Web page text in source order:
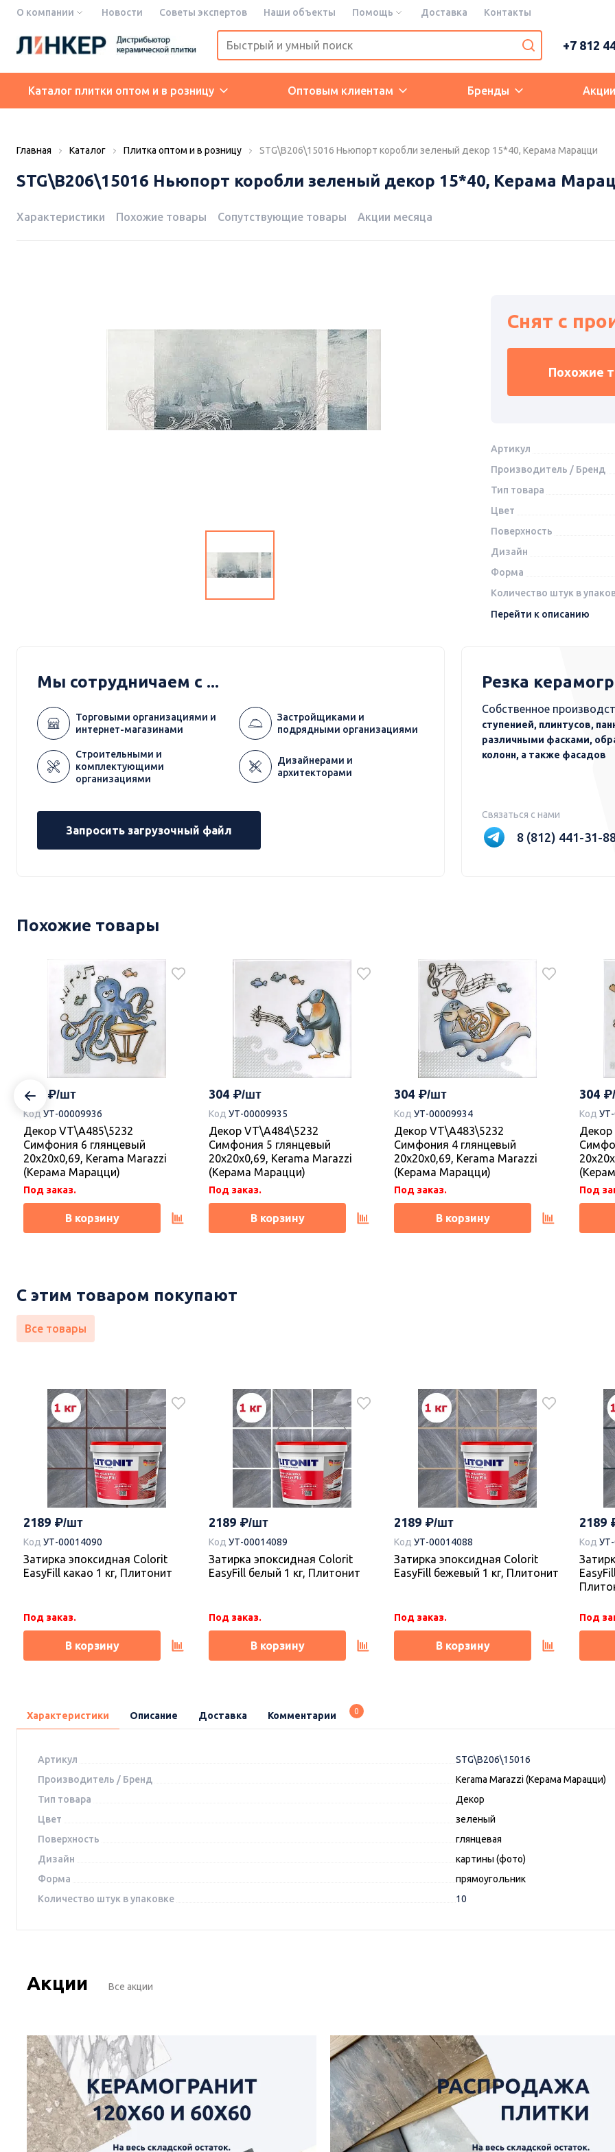
О компании Новости Советы экспертов Наши объекты Помощь Доставка Контакты
+7 812
Каталог плитки оптом и в розницу Оптовым клиентам Бренды
Главная Каталог Плитка оптом и в розницу STG\B206\15016 Ньюпорт коробли зеленый декор 15*40, Керама Марацци
STG\B206\15016 Ньюпорт коробли зеленый декор 15*40, Керама
Характеристики Похожие товары Сопутствующие товары Акции месяца
Снят с
Похожие
Артикул
Производитель / Бренд
Тип товара
Цвет
Поверхность
Дизайн
Форма
Количество штук в
Перейти к описанию
Мы сотрудничаем с ...
Торговыми организациями и
интернет-магазинами
Застройщиками и
подрядными организациями
Строительными и
комплектующими
организациями
Дизайнерами и
архитекторами
Запросить загрузочный файл
Резка
Собственное
ступенией, плинтусов,
различными фасками,
колонн, а также фасадов
Связаться с нами
8 (812) 441-31-
Похожие товары
304
Код УТ-00009936
Декор VT\A485\5232
Симфония 6 глянцевый
20x20x0,69, Kerama Marazzi
(Керама Марацци)
Под заказ.
В корзину
304
Код УТ-00009935
Декор VT\A484\5232
Симфония 5 глянцевый
20x20x0,69, Kerama Marazzi
(Керама Марацци)
Под заказ.
В корзину
304
Код УТ-00009934
Декор VT\A483\5232
Симфония 4 глянцевый
20x20x0,69, Kerama Marazzi
(Керама Марацци)
Под заказ.
В корзину
304
Код
Под
С этим товаром покупают
Все товары
2189
Код УТ-00014090
Затирка эпоксидная Colorit
EasyFill какао 1 кг, Плитонит
Под заказ.
В корзину
2189
Код УТ-00014089
Затирка эпоксидная Colorit
EasyFill белый 1 кг, Плитонит
Под заказ.
В корзину
2189
Код УТ-00014088
Затирка эпоксидная Colorit
EasyFill бежевый 1 кг, Плитонит
Под заказ.
В корзину
2189
Код
Под
Характеристики Описание Доставка Комментарии 0
Артикул
STG\B206\15016
Производитель / Бренд
Kerama Marazzi (Керама Марацци)
Тип товара
Декор
Цвет
зеленый
Поверхность
глянцевая
Дизайн
картины (фото)
Форма
прямоугольник
Количество штук в упаковке
10
Акции Все акции